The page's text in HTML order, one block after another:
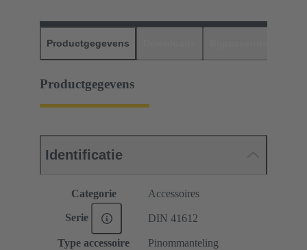
Productgegevens
Productgegevens
Identificatie
Categorie Accessoires
Serie DIN 41612
Type accessoire Pinommanteling